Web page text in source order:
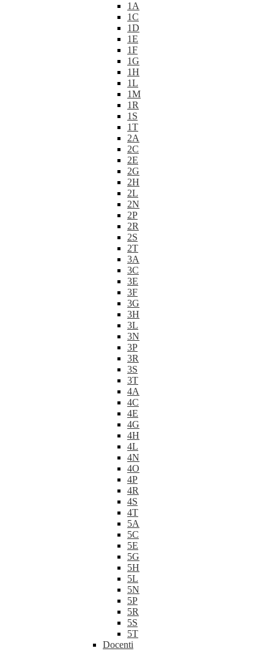
1A
1C
1D
1E
1F
1G
1H
1L
1M
1R
1S
1T
2A
2C
2E
2G
2H
2L
2N
2P
2R
2S
2T
3A
3C
3E
3F
3G
3H
3L
3N
3P
3R
3S
3T
4A
4C
4E
4G
4H
4L
4N
4O
4P
4R
4S
4T
5A
5C
5E
5G
5H
5L
5N
5P
5R
5S
5T
Docenti